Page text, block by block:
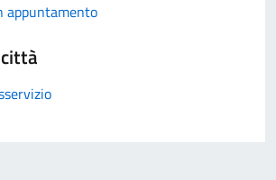
appuntamento